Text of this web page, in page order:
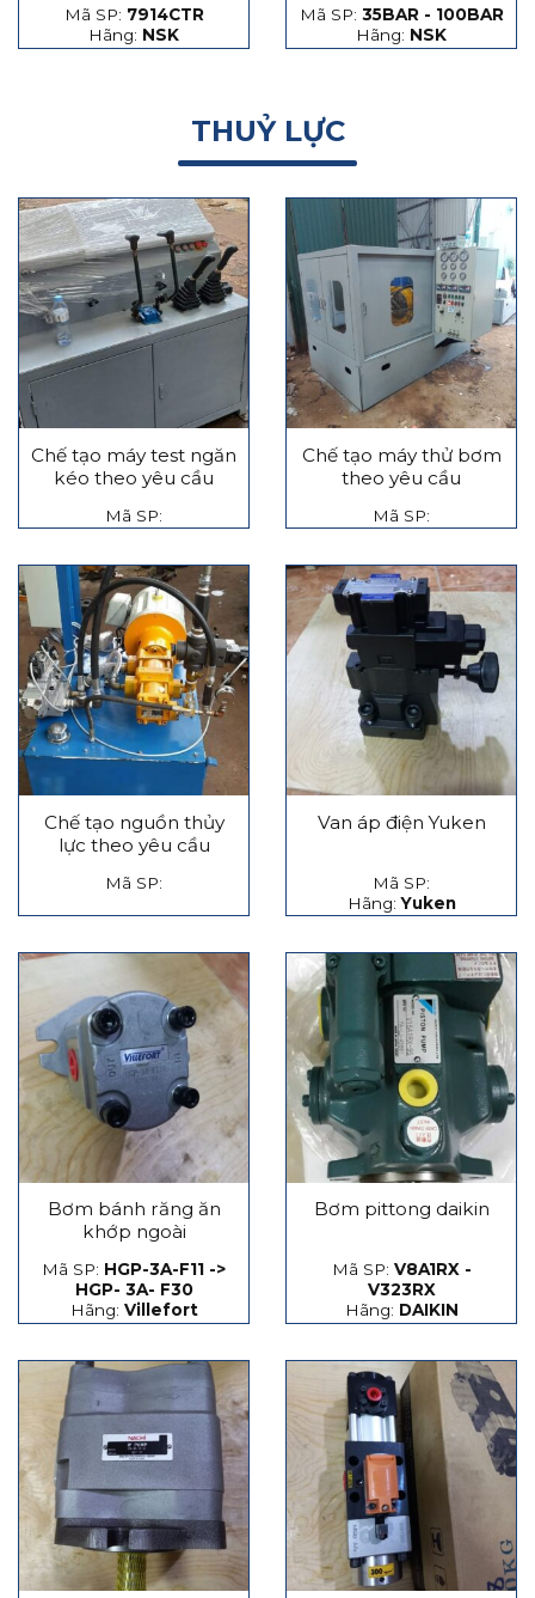
Mã SP: 7914CTR
Hãng: NSK
hạt thép và hạt gốm
Mã SP: 35BAR - 100BAR
Hãng: NSK
THUỶ LỰC
Chế tạo máy test ngăn
kéo theo yêu cầu
Mã SP:
Chế tạo máy thử bơm
theo yêu cầu
Mã SP:
Chế tạo nguồn thủy
lực theo yêu cầu
Mã SP:
Van áp điện Yuken
Mã SP:
Hãng:Yuken
Bơm bánh răng ăn
khớp ngoài
Mã SP: HGP-3A-F11 ->
HGP- 3A- F30
Hãng: Villefort
Bơm pittong daikin
Mã SP: V8A1RX -
V323RX
Hãng: DAIKIN